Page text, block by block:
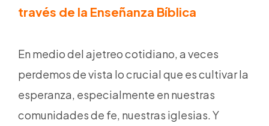
través de la Enseñanza Bíblica
En medio del ajetreo cotidiano, a veces
perdemos de vista lo crucial que es cultivar la
esperanza, especialmente en nuestras
comunidades de fe, nuestras iglesias. Y